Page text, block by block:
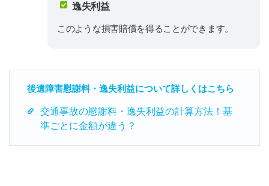
逸失利益
このような損害賠償を得ることができます。
後遺障害慰謝料・逸失利益について詳しくはこちら
交通事故の慰謝料・逸失利益の計算方法！基
準ごとに金額が違う？